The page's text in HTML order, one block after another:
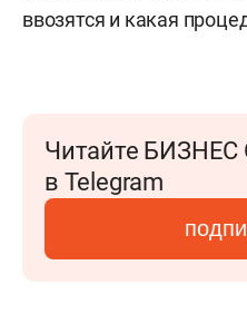
ввозятся и какая
Читайте БИЗНЕС
в Telegram